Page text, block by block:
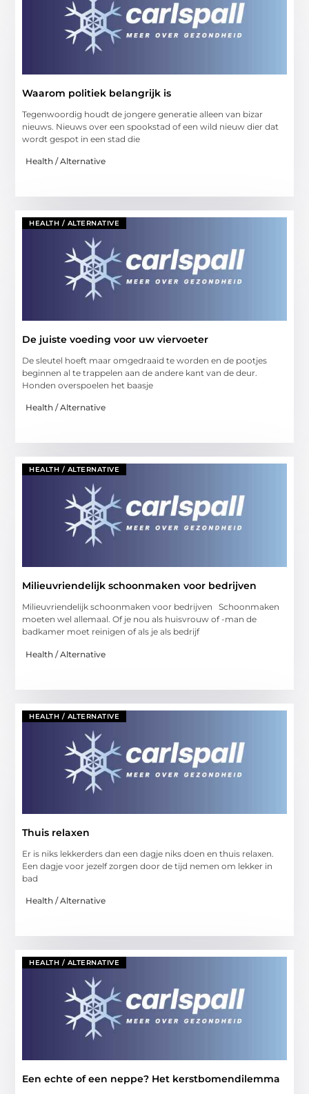
Waarom politiek belangrijk is
Tegenwoordig houdt de jongere generatie alleen van bizar
nieuws. Nieuws over een spookstad of een wild nieuw dier dat
wordt gespot in een stad die
Health / Alternative
HEALTH / ALTERNATIVE
De juiste voeding voor uw viervoeter
De sleutel hoeft maar omgedraaid te worden en de pootjes
beginnen al te trappelen aan de andere kant van de deur.
Honden overspoelen het baasje
Health / Alternative
HEALTH / ALTERNATIVE
Milieuvriendelijk schoonmaken voor bedrijven
Milieuvriendelijk schoonmaken voor bedrijven Schoonmaken
moeten wel allemaal. Of je nou als huisvrouw of -man de
badkamer moet reinigen of als je als bedrijf
Health / Alternative
HEALTH / ALTERNATIVE
Thuis relaxen
Er is niks lekkerders dan een dagje niks doen en thuis relaxen.
Een dagje voor jezelf zorgen door de tijd nemen om lekker in
bad
Health / Alternative
HEALTH / ALTERNATIVE
Een echte of een neppe? Het kerstbomendilemma